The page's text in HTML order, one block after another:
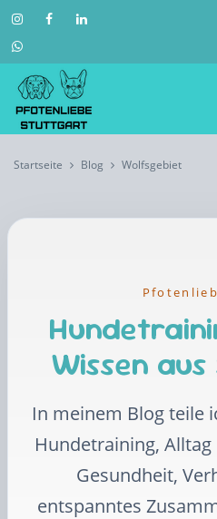
Startseite Blog Wolfsgebiet
Wissen
In meinem Blog teile
Hundetraining,
Gesundheit,
entspanntes